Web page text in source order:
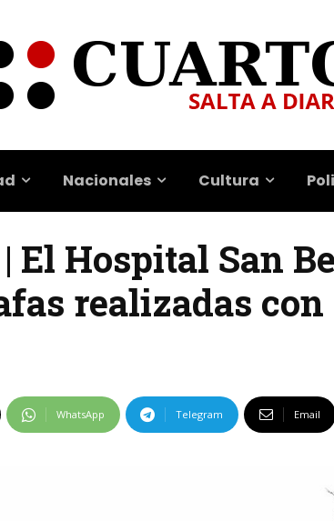
Nacionales Cultura
El Hospital San
realizadas
WhatsApp Telegram Email